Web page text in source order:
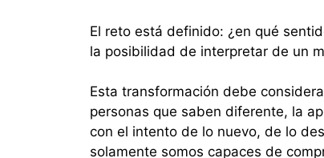
El reto está definido: ¿en qué
la posibilidad de interpretar de un
Esta transformación debe
personas que saben diferente, la
con el intento de lo nuevo, de lo
solamente somos capaces de